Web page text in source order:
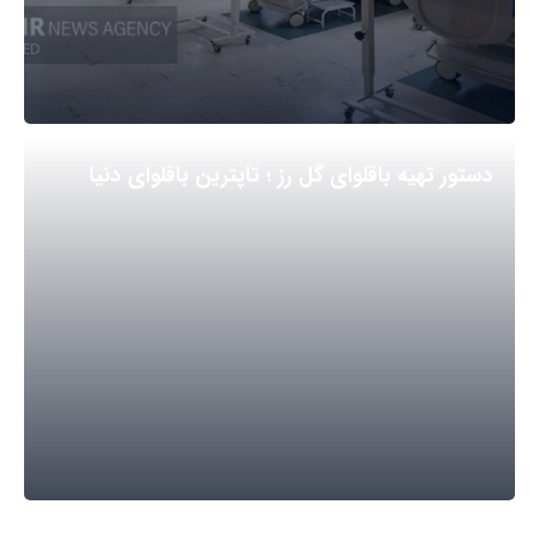
دستور تهیه باقلوای گل رز ؛ تاپترین باقلوای دنیا